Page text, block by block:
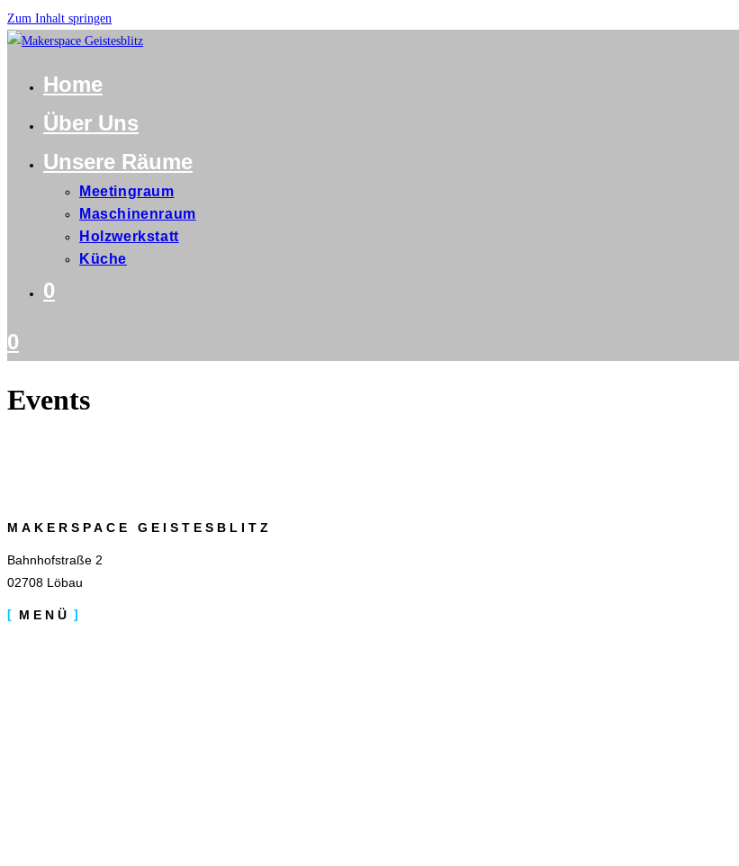
Zum Inhalt springen
Home
Über Uns
Unsere Räume
Meetingraum
Maschinenraum
Holzwerkstatt
Küche
0
0
Events
MAKERSPACE GEISTESBLITZ
Bahnhofstraße 2
02708 Löbau
MENÜ